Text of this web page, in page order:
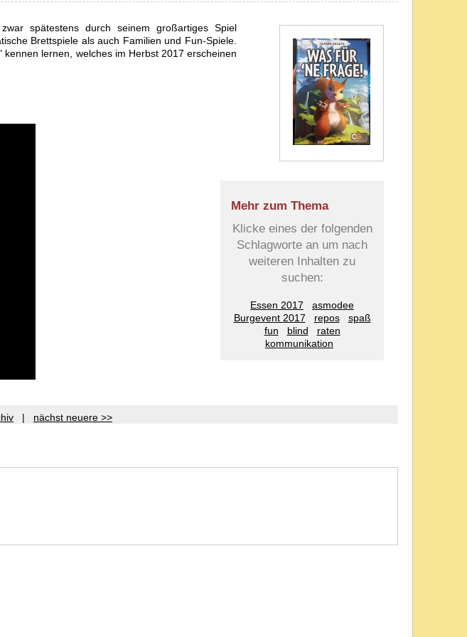
Mehr zum Thema
Klicke eines der folgenden
Schlagworte an um nach
weiteren Inhalten zu
suchen:
Essen 2017
asmodee
Burgevent 2017
repos
spaß
fun
blind
raten
kommunikation
spätestens durch seinem großartiges Spiel
Brettspiele als auch Familien und Fun-Spiele.
lernen, welches im Herbst 2017 erscheinen
| nächst neuere >>